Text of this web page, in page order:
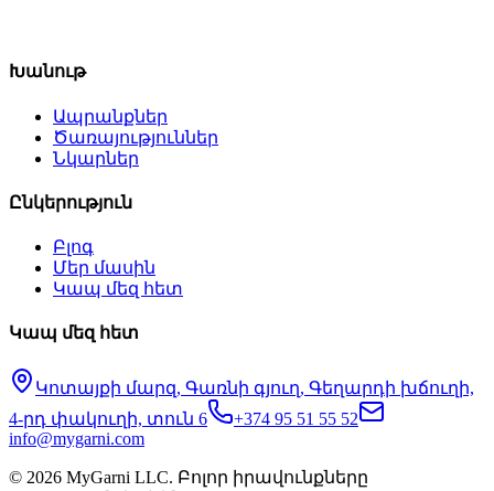
Խանութ
Ապրանքներ
Ծառայություններ
Նկարներ
Ընկերություն
Բլոգ
Մեր մասին
Կապ մեզ հետ
Կապ մեզ հետ
Կոտայքի մարզ, Գառնի գյուղ, Գեղարդի խճուղի,
4-րդ փակուղի, տուն 6
+374 95 51 55 52
info@mygarni.com
© 2026 MyGarni LLC. Բոլոր իրավունքները